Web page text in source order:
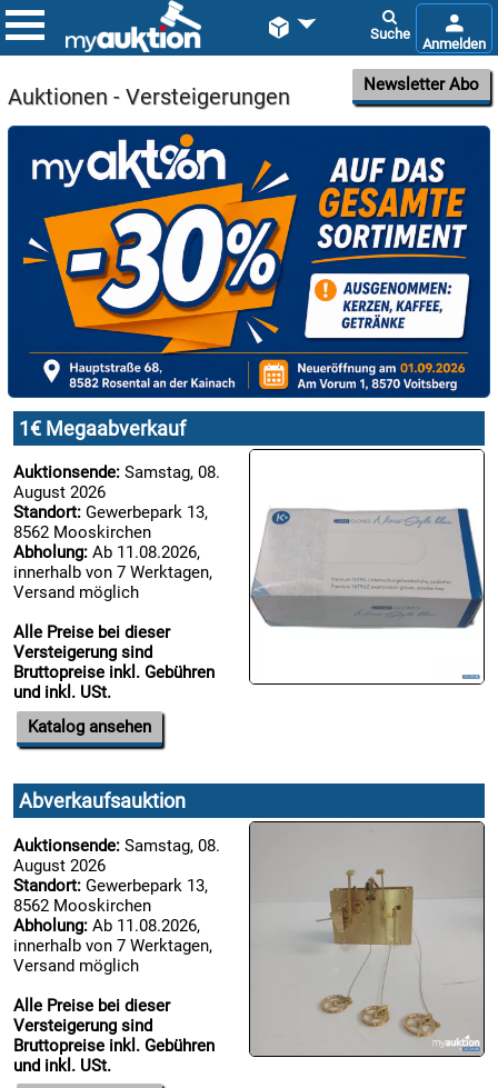
 
Megaabverkauf
08.08:

08.08:

09.08:
Chips
Blitzaktion

09.08:

09.08:

09.08:
10.08:
10.08:
Newsletter Abo
Auktionen - Versteigerungen
1€ Megaabverkauf
Auktionsende: Samstag, 08.
August 2026
Standort: Gewerbepark 13,
8562 Mooskirchen
Abholung: Ab 11.08.2026,
innerhalb von 7 Werktagen,
Versand möglich
Alle Preise bei dieser
Versteigerung sind
Bruttopreise inkl. Gebühren
und inkl. USt.
Katalog ansehen
Abverkaufsauktion
Auktionsende: Samstag, 08.
August 2026
Standort: Gewerbepark 13,
8562 Mooskirchen
Abholung: Ab 11.08.2026,
innerhalb von 7 Werktagen,
Versand möglich
Alle Preise bei dieser
Versteigerung sind
Bruttopreise inkl. Gebühren
und inkl. USt.